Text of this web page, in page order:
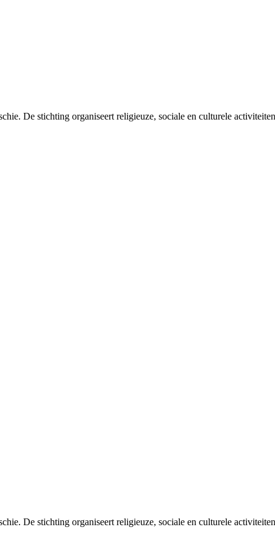
De stichting organiseert religieuze, sociale en culturele
De stichting organiseert religieuze, sociale en culturele